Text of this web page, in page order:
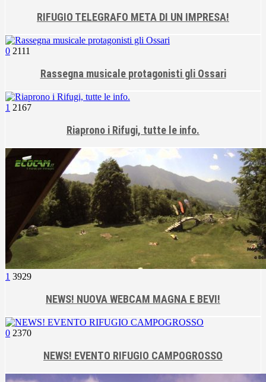
RIFUGIO TELEGRAFO META DI UN IMPRESA!
0 2111
Rassegna musicale protagonisti gli Ossari
1 2167
Riaprono i Rifugi, tutte le info.
1 3929
NEWS! NUOVA WEBCAM MAGNA E BEVI!
0 2370
NEWS! EVENTO RIFUGIO CAMPOGROSSO